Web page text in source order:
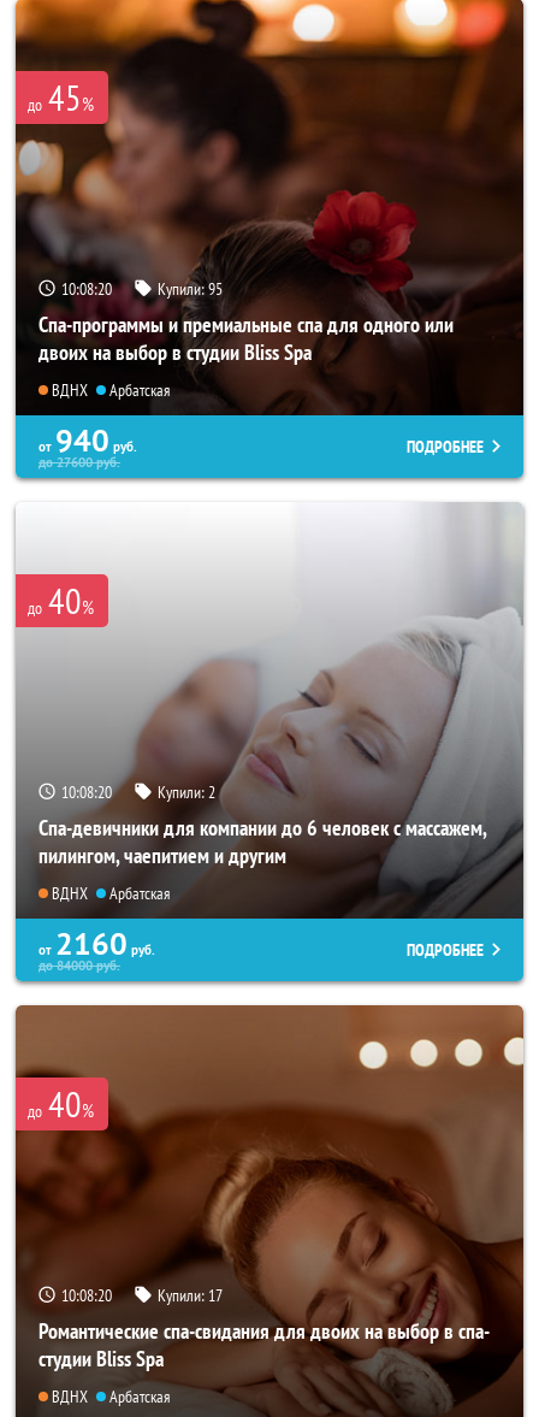
до 45%
10:08:17 Купили:95
Спа-программы и премиальные спа для одного или
двоих на выбор в студии Bliss Spa
ВДНХ Арбатская
от 940 руб.
до27600руб.
ПОДРОБНЕЕ
до 40%
10:08:17 Купили: 2
Спа-девичники для компании до 6 человек с массажем,
пилингом, чаепитием и другим
ВДНХ Арбатская
от 2160 руб.
до84000руб.
ПОДРОБНЕЕ
до 40%
10:08:17 Купили: 17
Романтические спа-свидания для двоих на выбор в спа-
студии Bliss Spa
ВДНХ Арбатская